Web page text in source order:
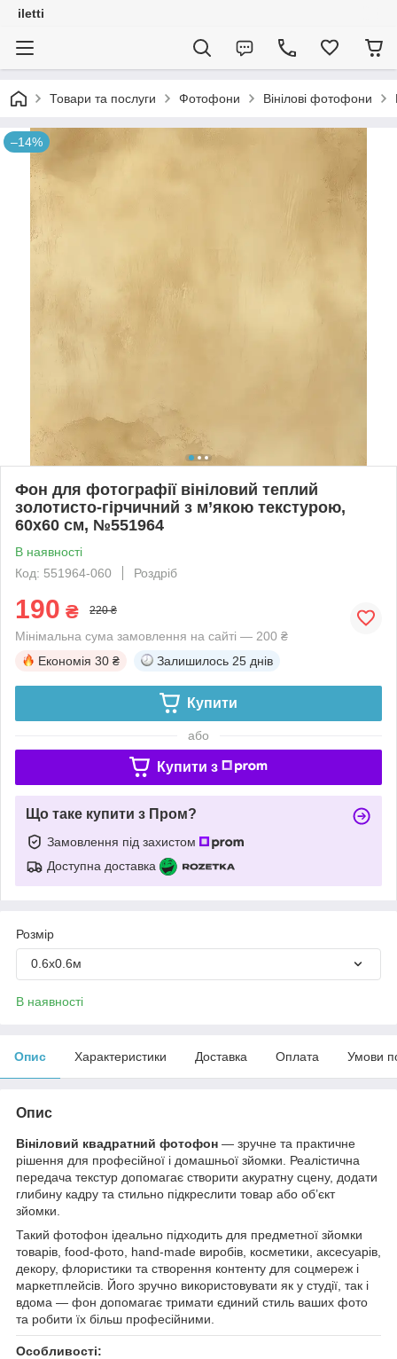
iletti
Товари та послуги Фотофони Вінілові фотофони
–14%
Фон для фотографії вініловий теплий
золотисто-гірчичний з м’якою текстурою,
60x60 см, №551964
В наявності
Код: 551964-060
Роздріб
190 ₴ 220 ₴
Мінімальна сума замовлення на сайті — 200 ₴
Економія 30 ₴ Залишилось 25 днів
Купити
або
Купити з
Що таке купити з Пром?
Замовлення під захистом
Доступна доставка
Розмір
0.6х0.6м
В наявності
Опис Характеристики Доставка Оплата Умови
Опис
Вініловий квадратний фотофон — зручне та практичне
рішення для професійної і домашньої зйомки. Реалістична
передача текстур допомагає створити акуратну сцену, додати
глибину кадру та стильно підкреслити товар або об’єкт
зйомки.
Такий фотофон ідеально підходить для предметної зйомки
товарів, food-фото, hand-made виробів, косметики, аксесуарів,
декору, флористики та створення контенту для соцмереж і
маркетплейсів. Його зручно використовувати як у студії, так і
вдома — фон допомагає тримати єдиний стиль ваших фото
та робити їх більш професійними.
Особливості: